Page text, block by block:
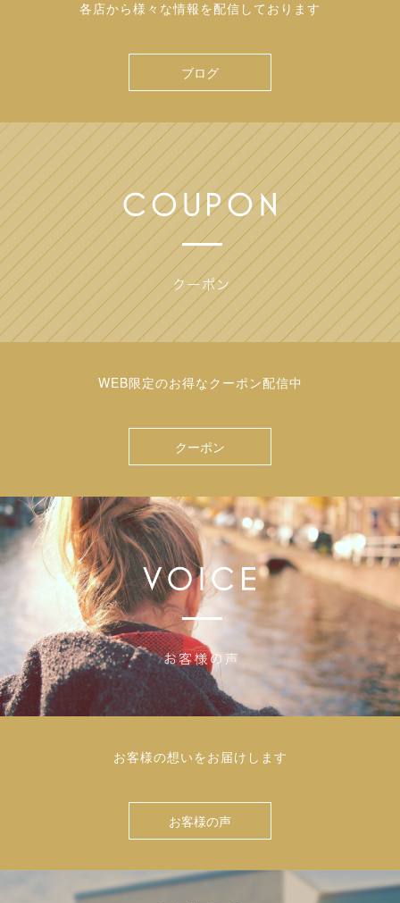
各店から様々な情報を配信しております
ブログ
WEB限定のお得なクーポン配信中
クーポン
お客様の想いをお届けします
お客様の声